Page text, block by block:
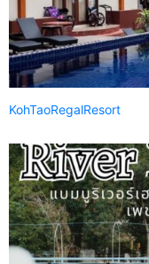
KohTaoRegalResort